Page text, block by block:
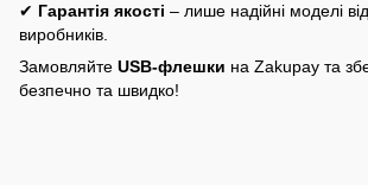
✔ Гарантія якості – лише надійні моделі
виробників.
Замовляйте USB-флешки на Zakupay та
безпечно та швидко!